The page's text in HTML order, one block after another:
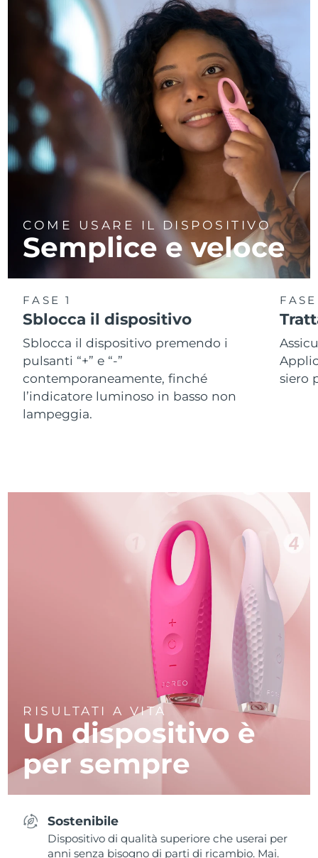
COME USARE IL DISPOSITIVO
Semplice e veloce
FASE 1
Sblocca il dispositivo
Sblocca il dispositivo premendo i
pulsanti “+” e “-”
contemporaneamente, finché
l’indicatore luminoso in basso non
lampeggia.
siero
RISULTATI A VITA
Un dispositivo è
per sempre
Sostenibile
Dispositivo di qualità superiore che userai per
anni senza bisogno di parti di ricambio. Mai.